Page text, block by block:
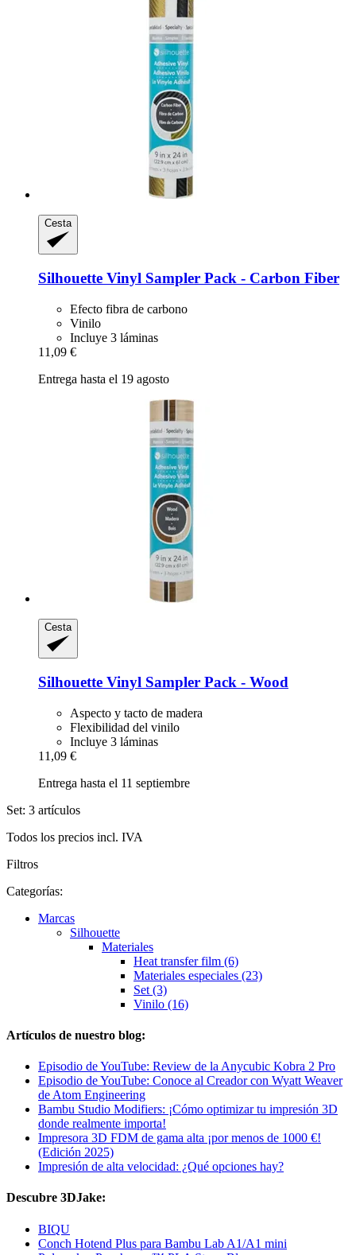
Cesta
Silhouette Vinyl Sampler Pack -​ Carbon Fiber
Efecto fibra de carbono
Vinilo
Incluye 3 láminas
11,09 €
Entrega hasta el 19 agosto
Cesta
Silhouette Vinyl Sampler Pack -​ Wood
Aspecto y tacto de madera
Flexibilidad del vinilo
Incluye 3 láminas
11,09 €
Entrega hasta el 11 septiembre
Set: 3 artículos
Todos los precios incl. IVA
Filtros
Categorías:
Marcas
Silhouette
Materiales
Heat transfer film (6)
Materiales especiales (23)
Set (3)
Vinilo (16)
Artículos de nuestro blog:
Episodio de YouTube: Review de la Anycubic Kobra 2 Pro
Episodio de YouTube: Conoce al Creador con Wyatt Weaver
de Atom Engineering
Bambu Studio Modifiers: ¡Cómo optimizar tu impresión 3D
donde realmente importa!
Impresora 3D FDM de gama alta ¡por menos de 1000 €!
(Edición 2025)
Impresión de alta velocidad: ¿Qué opciones hay?
Descubre 3DJake:
BIQU
Conch Hotend Plus para Bambu Lab A1/A1 mini